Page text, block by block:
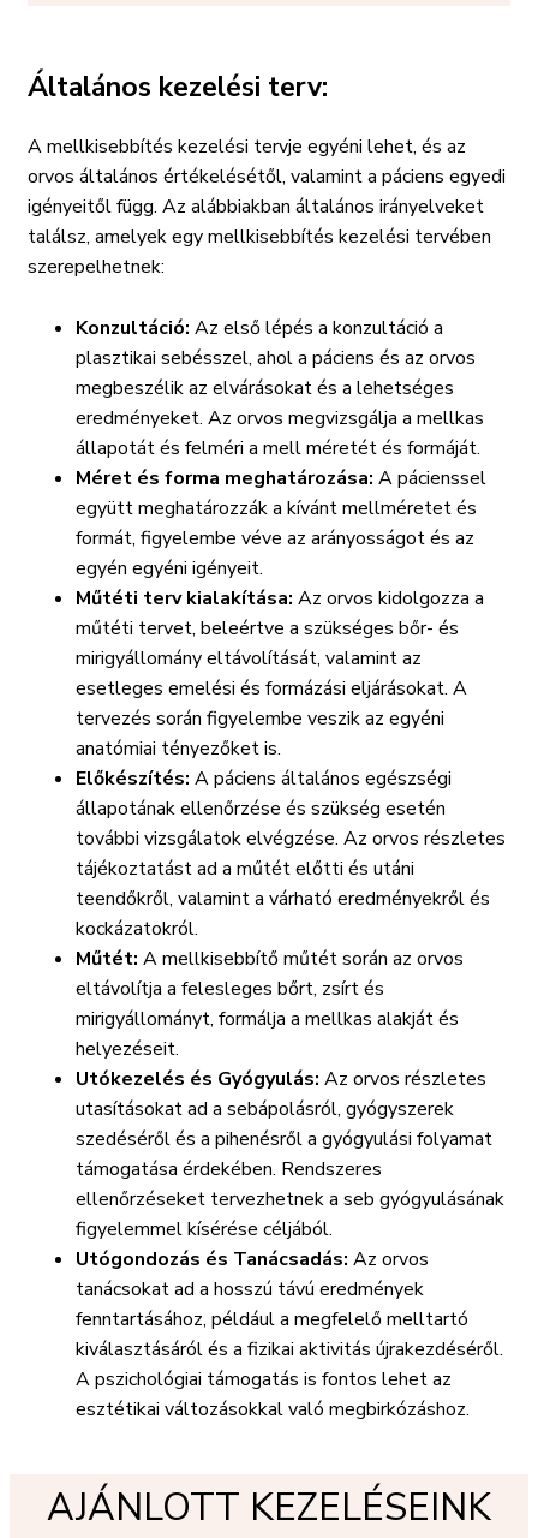
Általános kezelési terv:
A mellkisebbítés kezelési tervje egyéni lehet, és az
orvos általános értékelésétől, valamint a páciens egyedi
igényeitől függ. Az alábbiakban általános irányelveket
találsz, amelyek egy mellkisebbítés kezelési tervében
szerepelhetnek:
Konzultáció: Az első lépés a konzultáció a
plasztikai sebésszel, ahol a páciens és az orvos
megbeszélik az elvárásokat és a lehetséges
eredményeket. Az orvos megvizsgálja a mellkas
állapotát és felméri a mell méretét és formáját.
Méret és forma meghatározása: A pácienssel
együtt meghatározzák a kívánt mellméretet és
formát, figyelembe véve az arányosságot és az
egyén egyéni igényeit.
Műtéti terv kialakítása: Az orvos kidolgozza a
műtéti tervet, beleértve a szükséges bőr- és
mirigyállomány eltávolítását, valamint az
esetleges emelési és formázási eljárásokat. A
tervezés során figyelembe veszik az egyéni
anatómiai tényezőket is.
Előkészítés: A páciens általános egészségi
állapotának ellenőrzése és szükség esetén
további vizsgálatok elvégzése. Az orvos részletes
tájékoztatást ad a műtét előtti és utáni
teendőkről, valamint a várható eredményekről és
kockázatokról.
Műtét: A mellkisebbítő műtét során az orvos
eltávolítja a felesleges bőrt, zsírt és
mirigyállományt, formálja a mellkas alakját és
helyezéseit.
Utókezelés és Gyógyulás: Az orvos részletes
utasításokat ad a sebápolásról, gyógyszerek
szedéséről és a pihenésről a gyógyulási folyamat
támogatása érdekében. Rendszeres
ellenőrzéseket tervezhetnek a seb gyógyulásának
figyelemmel kísérése céljából.
Utógondozás és Tanácsadás: Az orvos
tanácsokat ad a hosszú távú eredmények
fenntartásához, például a megfelelő melltartó
kiválasztásáról és a fizikai aktivitás újrakezdéséről.
A pszichológiai támogatás is fontos lehet az
esztétikai változásokkal való megbirkózáshoz.
AJÁNLOTT KEZELÉSEINK